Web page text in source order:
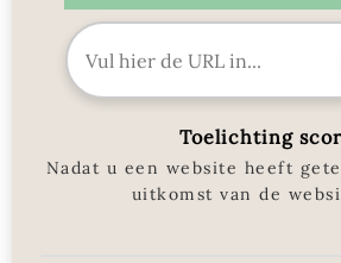
Toelichting
Nadat u een website heeft
uitkomst van de